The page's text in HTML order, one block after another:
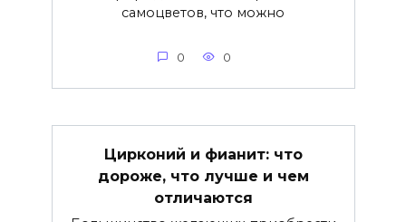
самоцветов, что можно
0 0
Цирконий и фианит: что
дороже, что лучше и чем
отличаются